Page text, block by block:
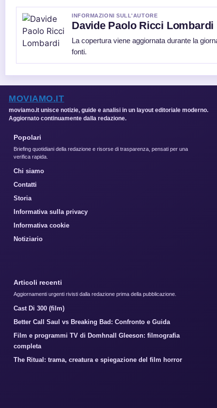
INFORMAZIONI SULL'AUTORE
Davide Paolo Ricci Lombardi
La copertura viene aggiornata durante la
fonti.
MOVIAMO.IT
moviamo.it unisce notizie, guide e analisi in un layout editoriale moderno.
Aggiornato continuamente dalla redazione.
Popolari
Briefing quotidiani della redazione e risorse di trasparenza, pensati per una
verifica rapida.
Chi siamo
Contatti
Storia
Informativa sulla privacy
Informativa cookie
Notiziario
Articoli recenti
Aggiornamenti urgenti rivisti dalla redazione prima della pubblicazione.
Cast Di 300 (film)
Better Call Saul vs Breaking Bad: Confronto e Guida
Film e programmi TV di Domhnall Gleeson: filmografia
completa
The Ritual: trama, creatura e spiegazione del film horror